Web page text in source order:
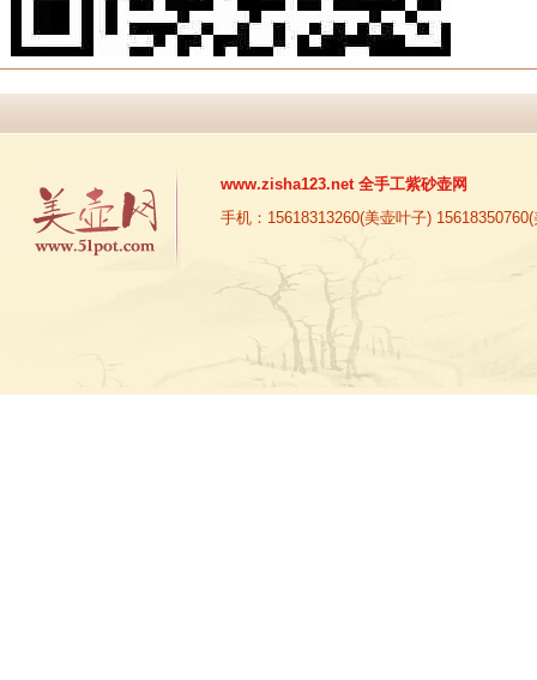
www.zisha123.net 全手工紫砂壶网
手机：15618313260(美壶叶子)